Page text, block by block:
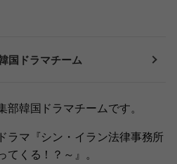
国ドラマチーム
韓国ドラマチームです。
ラマ『シン・イラン法律事務所
くる！？～』。